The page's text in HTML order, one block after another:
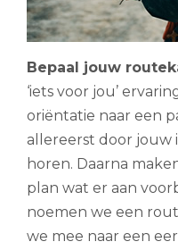
Bepaal jouw
‘iets voor jou’
oriëntatie naar een
allereerst door jouw
horen. Daarna
plan wat er aan
noemen we een
we mee naar een